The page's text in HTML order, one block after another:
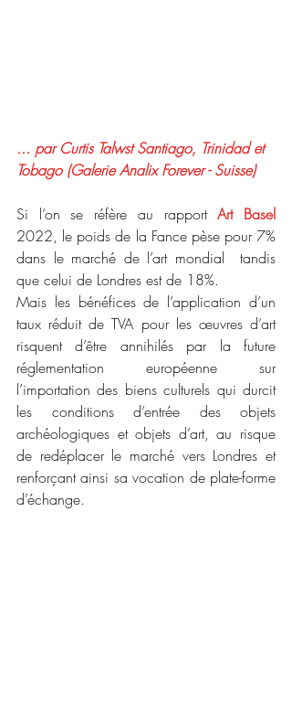
... par Curtis Talwst Santiago, Trinidad et
Tobago (Galerie Analix Forever - Suisse)
Si l’on se réfère au rapport
2022, le poids de la Fance pèse pour 7%
dans le marché de l’art mondial  tandis
que celui de Londres est de 18%.
Mais les bénéfices de l’application d’un
taux réduit de TVA pour les œuvres d’art
risquent d’être annihilés par la future
réglementation européenne sur
l’importation des biens culturels qui durcit
les conditions d’entrée des objets
archéologiques et objets d’art, au risque
de redéplacer le marché vers Londres et
renforçant ainsi sa vocation de plate-forme
d’échange.